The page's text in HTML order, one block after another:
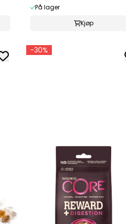
På lager
Kjøp
-30%